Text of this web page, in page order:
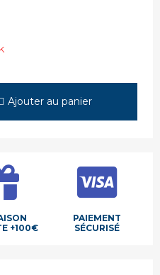
Ajouter au panier
+100€
PAIEMENT
SÉCURISÉ